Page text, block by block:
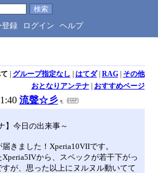
登録 ログイン ヘルプ
| グループ指定なし | はてダ| RAG| その他
おとなりアンテナ| おすすめページ
流聲☆彡
】今日の出来事～
きました！Xperia10VIIです。
から、スペックが若干下がっ
が、思った以上にヌルヌル動いてて